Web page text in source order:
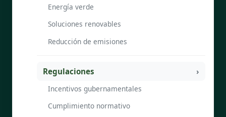
Energía verde
Soluciones renovables
Reducción de emisiones
Regulaciones
Incentivos gubernamentales
Cumplimiento normativo